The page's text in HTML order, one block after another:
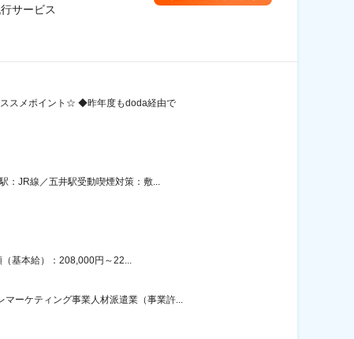
サービス
スメポイント☆ ◆昨年度もdoda経由で
：JR線／五井駅受動喫煙対策：敷...
基本給）：208,000円～22...
ーケティング事業人材派遣業（事業許...